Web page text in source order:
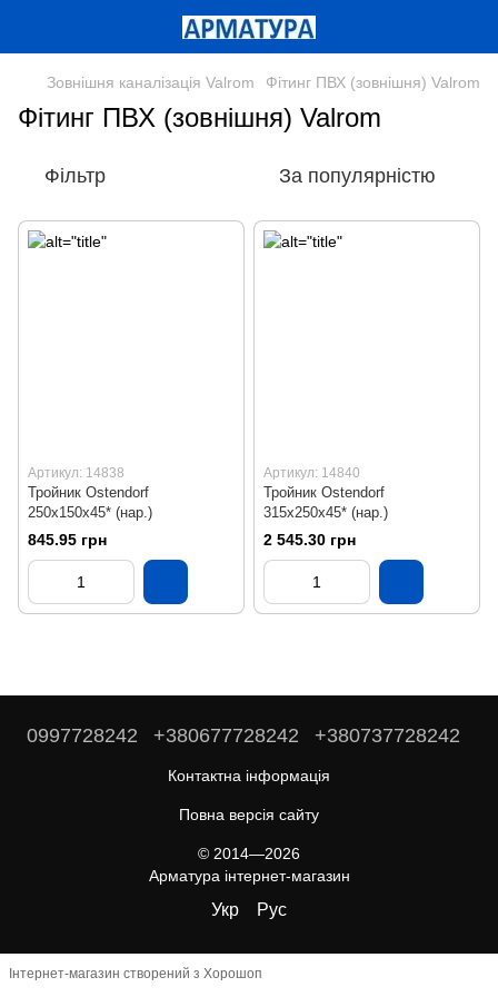
Зовнішня каналізація Valrom Фітинг ПВХ (зовнішня) Valrom
Фітинг ПВХ (зовнішня) Valrom
Фільтр За популярністю
Артикул: 14838
Тройник Ostendorf
250х150х45* (нар.)
845.95 грн
Артикул: 14840
Тройник Ostendorf
315х250х45* (нар.)
2 545.30 грн
0997728242 +380677728242 +380737728242
Контактна інформація
Повна версія сайту
© 2014—2026
Арматура інтернет-магазин
Укр Рус
Інтернет-магазин створений з Хорошоп